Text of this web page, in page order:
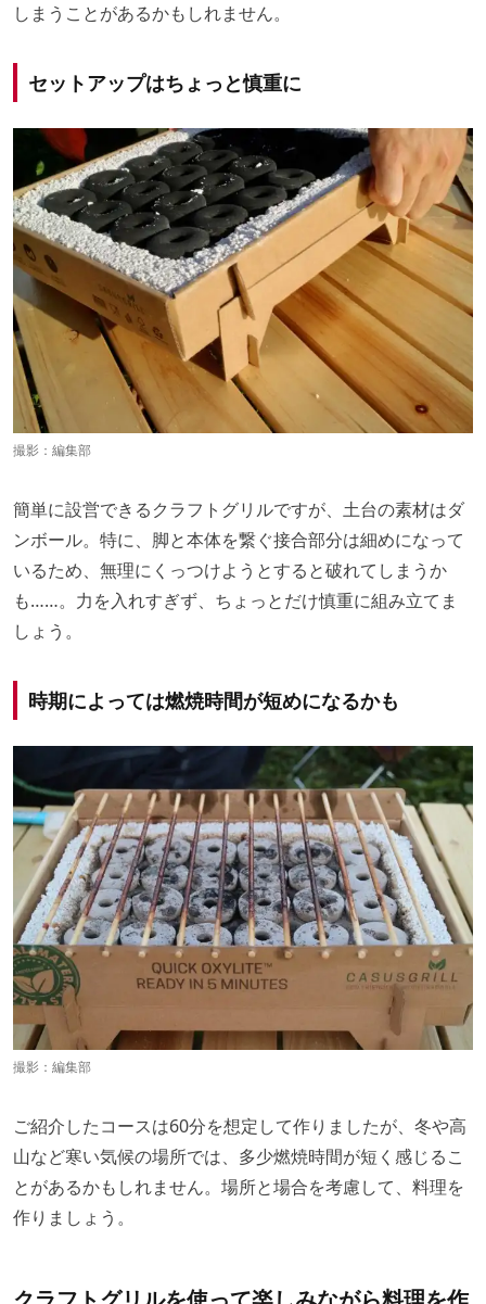
しまうことがあるかもしれません。
セットアップはちょっと慎重に
撮影：編集部
簡単に設営できるクラフトグリルですが、土台の素材はダ
ンボール。特に、脚と本体を繋ぐ接合部分は細めになって
いるため、無理にくっつけようとすると破れてしまうか
も……。力を入れすぎず、ちょっとだけ慎重に組み立てま
しょう。
時期によっては燃焼時間が短めになるかも
撮影：編集部
ご紹介したコースは60分を想定して作りましたが、冬や高
山など寒い気候の場所では、多少燃焼時間が短く感じるこ
とがあるかもしれません。場所と場合を考慮して、料理を
作りましょう。